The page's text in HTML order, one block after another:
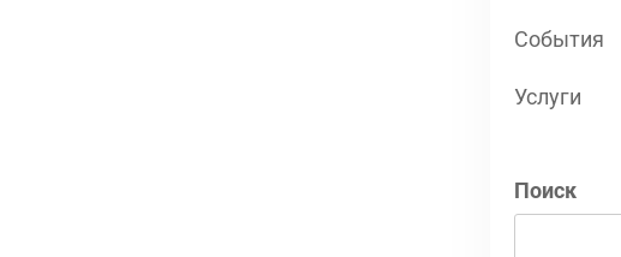
События
Услуги
Поиск